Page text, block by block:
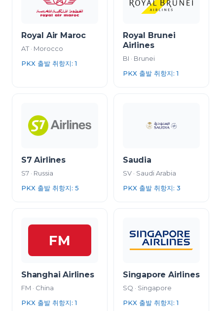
Royal Air Maroc
AT · Morocco
PKX 출발 취항지:1
Royal Brunei
Airlines
BI · Brunei
PKX 출발 취항지:1
S7 Airlines
S7 · Russia
PKX 출발 취항지: 5
Saudia
SV · Saudi Arabia
PKX 출발 취항지: 3
FM
Shanghai Airlines
FM · China
PKX 출발 취항지:1
Singapore Airlines
SQ · Singapore
PKX 출발 취항지:1